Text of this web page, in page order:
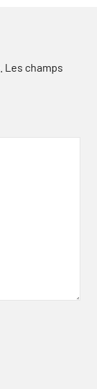
Les champs